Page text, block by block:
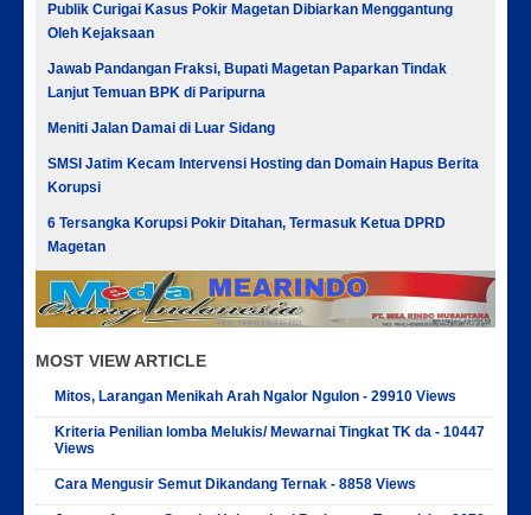
Publik Curigai Kasus Pokir Magetan Dibiarkan Menggantung
Oleh Kejaksaan
Jawab Pandangan Fraksi, Bupati Magetan Paparkan Tindak
Lanjut Temuan BPK di Paripurna
Meniti Jalan Damai di Luar Sidang
SMSI Jatim Kecam Intervensi Hosting dan Domain Hapus Berita
Korupsi
6 Tersangka Korupsi Pokir Ditahan, Termasuk Ketua DPRD
Magetan
MOST VIEW ARTICLE
Mitos, Larangan Menikah Arah Ngalor Ngulon - 29910 Views
Kriteria Penilian lomba Melukis/ Mewarnai Tingkat TK da - 10447
Views
Cara Mengusir Semut Dikandang Ternak - 8858 Views